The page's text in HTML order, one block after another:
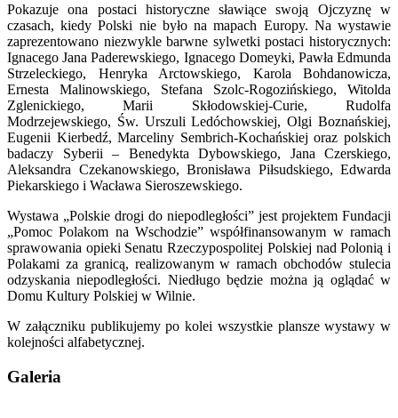
Pokazuje ona postaci historyczne sławiące swoją Ojczyznę w
czasach, kiedy Polski nie było na mapach Europy. Na wystawie
zaprezentowano niezwykle barwne sylwetki postaci historycznych:
Ignacego Jana Paderewskiego, Ignacego Domeyki, Pawła Edmunda
Strzeleckiego, Henryka Arctowskiego, Karola Bohdanowicza,
Ernesta Malinowskiego, Stefana Szolc-Rogozińskiego, Witolda
Zglenickiego, Marii Skłodowskiej-Curie, Rudolfa
Modrzejewskiego, Św. Urszuli Ledóchowskiej, Olgi Boznańskiej,
Eugenii Kierbedź, Marceliny Sembrich-Kochańskiej oraz polskich
badaczy Syberii – Benedykta Dybowskiego, Jana Czerskiego,
Aleksandra Czekanowskiego, Bronisława Piłsudskiego, Edwarda
Piekarskiego i Wacława Sieroszewskiego.
Wystawa „Polskie drogi do niepodległości” jest projektem Fundacji
„Pomoc Polakom na Wschodzie” współfinansowanym w ramach
sprawowania opieki Senatu Rzeczypospolitej Polskiej nad Polonią i
Polakami za granicą, realizowanym w ramach obchodów stulecia
odzyskania niepodległości. Niedługo będzie można ją oglądać w
Domu Kultury Polskiej w Wilnie.
W załączniku publikujemy po kolei wszystkie plansze wystawy w
kolejności alfabetycznej.
Galeria